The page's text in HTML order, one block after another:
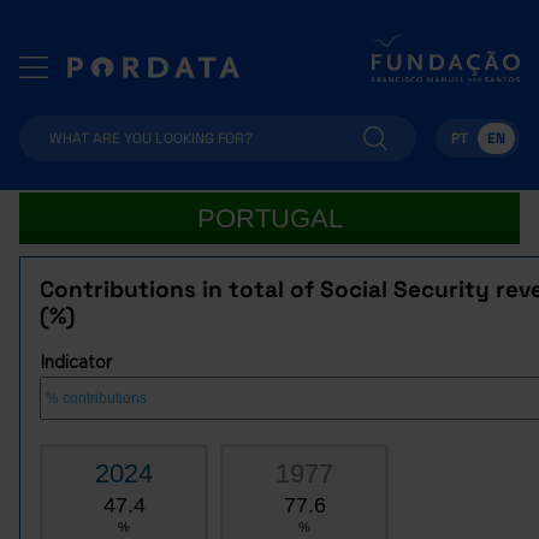
PT EN
PORTUGAL
Contributions in total of Social Security
(%)
Indicator
2024
47.4
%
1977
77.6
%